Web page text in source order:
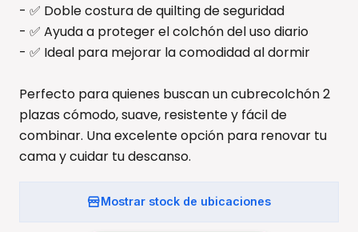
- ✅ Doble costura de quilting de seguridad
- ✅ Ayuda a proteger el colchón del uso diario
- ✅ Ideal para mejorar la comodidad al dormir
Perfecto para quienes buscan un cubrecolchón 2
plazas cómodo, suave, resistente y fácil de
combinar. Una excelente opción para renovar tu
cama y cuidar tu descanso.
Mostrar stock de ubicaciones